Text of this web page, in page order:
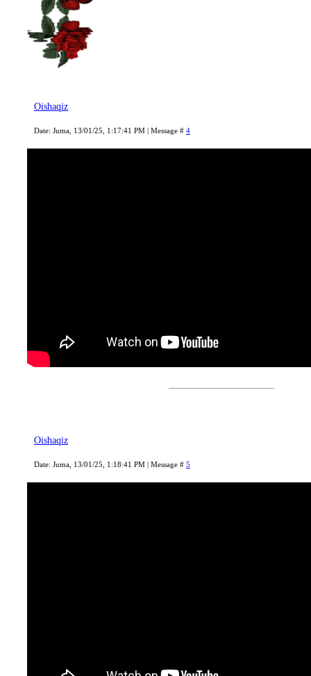
Oishaqiz
Date: Juma, 13/01/25, 1:17:41 PM | Message # 4
Oishaqiz
Date: Juma, 13/01/25, 1:18:41 PM | Message # 5